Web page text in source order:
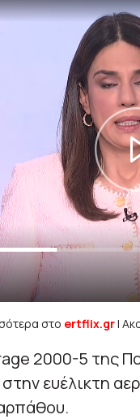
στο ertflix.gr|
2000-5 της
ευέλικτη